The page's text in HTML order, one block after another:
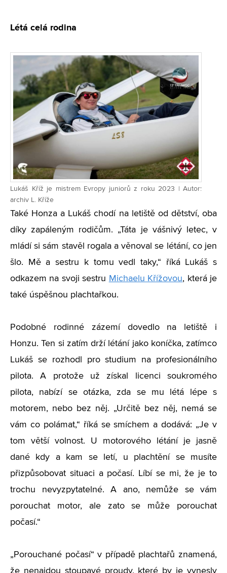
Létá celá rodina
Lukáš Kříž je mistrem Evropy juniorů z roku 2023 | Autor:
archiv L. Kříže
Také Honza a Lukáš chodí na letiště od dětství, oba
díky zapáleným rodičům. „Táta je vášnivý letec, v
mládí si sám stavěl rogala a věnoval se létání, co jen
šlo. Mě a sestru k tomu vedl taky,“ říká Lukáš s
odkazem na svoji sestru Michaelu Křížovou, která je
také úspěšnou plachtařkou.
Podobné rodinné zázemí dovedlo na letiště i
Honzu. Ten si zatím drží létání jako koníčka, zatímco
Lukáš se rozhodl pro studium na profesionálního
pilota. A protože už získal licenci soukromého
pilota, nabízí se otázka, zda se mu létá lépe s
motorem, nebo bez něj. „Určitě bez něj, nemá se
vám co polámat,“ říká se smíchem a dodává: „Je v
tom větší volnost. U motorového létání je jasně
dané kdy a kam se letí, u plachtění se musíte
přizpůsobovat situaci a počasí. Líbí se mi, že je to
trochu nevyzpytatelné. A ano, nemůže se vám
porouchat motor, ale zato se může porouchat
počasí.“
„Porouchané počasí“ v případě plachtařů znamená,
že nenajdou stoupavé proudy, které by je vynesly